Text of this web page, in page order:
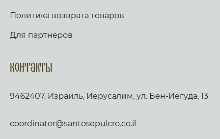
Политика возврата товаров
Для партнеров
Контакты
9462407, Израиль, Иерусалим, ул. Бен-Иегуда, 13
coordinator@santosepulcro.co.il